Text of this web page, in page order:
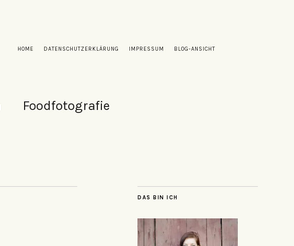
HOME DATENSCHUTZERKLÄRUNG IMPRESSUM BLOG-ANSICHT
Foodfotografie
DAS BIN ICH